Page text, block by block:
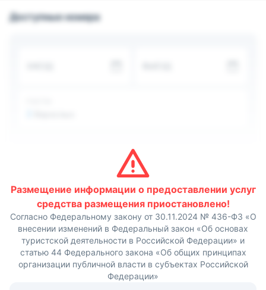
В качестве возможного досуга гостям оборудован
Доступные номера
Размещение информации о предоставлении услуг
средства размещения приостановлено!
Согласно Федеральному закону от 30.11.2024 № 436-ФЗ «О
внесении изменений в Федеральный закон «Об основах
туристской деятельности в Российской Федерации» и
статью 44 Федерального закона «Об общих принципах
организации публичной власти в субъектах Российской
Федерации»